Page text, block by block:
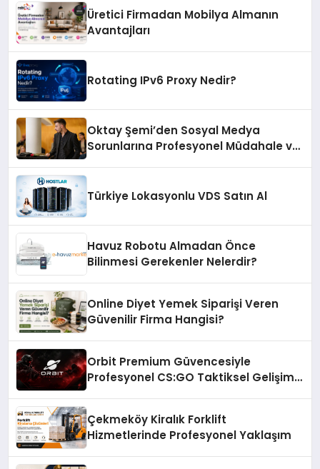
Üretici Firmadan Mobilya Almanın
Avantajları
Rotating IPv6 Proxy Nedir?
Oktay Şemi’den Sosyal Medya
Sorunlarına Profesyonel Müdahale ve
Türkiye Lokasyonlu VDS Satın Al
Havuz Robotu Almadan Önce
Bilinmesi Gerekenler Nelerdir?
Online Diyet Yemek Siparişi Veren
Güvenilir Firma Hangisi?
Orbit Premium Güvencesiyle
Profesyonel CS:GO Taktiksel Gelişim
Çekmeköy Kiralık Forklift
Hizmetlerinde Profesyonel Yaklaşım